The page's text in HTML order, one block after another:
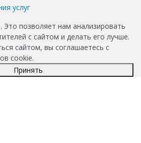
услуг
позволяет нам анализировать
с сайтом и делать его лучше.
сайтом, вы соглашаетесь с
cookie.
Принять